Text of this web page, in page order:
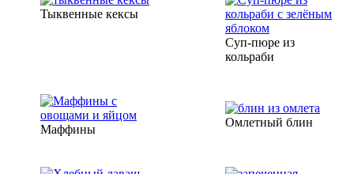
Тыквенные кексы
Суп-пюре из
кольраби
Маффины
Омлетный блин